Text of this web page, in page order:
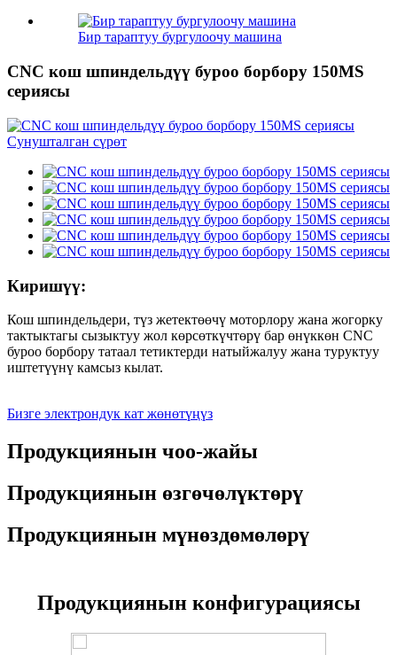
Бир тараптуу бургулоочу машина
CNC кош шпиндельдүү буроо борбору 150MS
сериясы
Киришүү:
Кош шпиндельдери, түз жетектөөчү моторлору жана жогорку
тактыктагы сызыктуу жол көрсөткүчтөрү бар өнүккөн CNC
буроо борбору татаал тетиктерди натыйжалуу жана туруктуу
иштетүүнү камсыз кылат.
Бизге электрондук кат жөнөтүңүз
Продукциянын чоо-жайы
Продукциянын өзгөчөлүктөрү
Продукциянын мүнөздөмөлөрү
Продукциянын конфигурациясы